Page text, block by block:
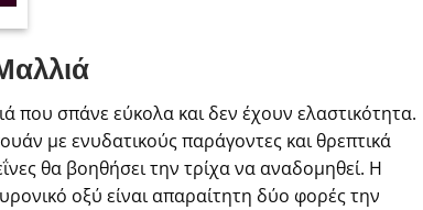
που σπάνε εύκολα και δεν έχουν ελαστικότητα.
με ενυδατικούς παράγοντες και θρεπτικά
θα βοηθήσει την τρίχα να αναδομηθεί. Η
οξύ είναι απαραίτητη δύο φορές την